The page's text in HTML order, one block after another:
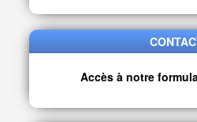
Accès à notre